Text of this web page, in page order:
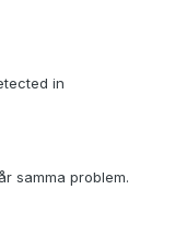
in
samma problem.